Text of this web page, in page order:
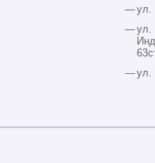
—ул.
—ул.
—ул.